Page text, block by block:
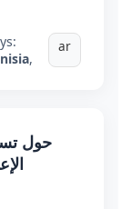
,
ar
حول